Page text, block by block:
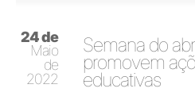
24 de
Maio
de
2022
Semana do
promovem
educativas